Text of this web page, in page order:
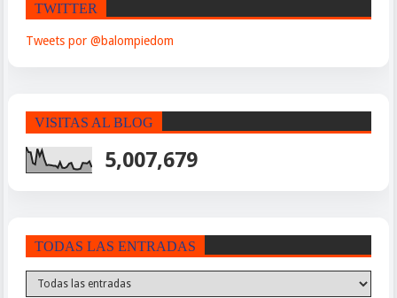
TWITTER
Tweets por @balompiedom
VISITAS AL BLOG
5,007,679
TODAS LAS ENTRADAS